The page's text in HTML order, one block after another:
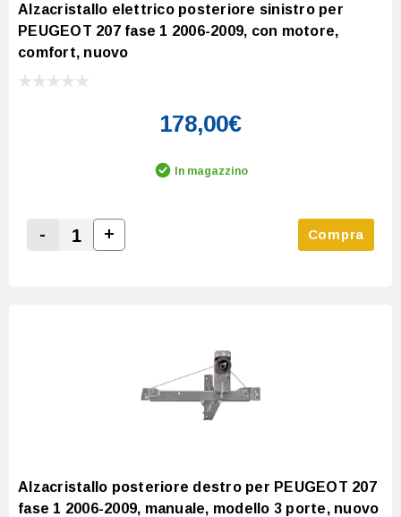
Alzacristallo elettrico posteriore sinistro per
PEUGEOT 207 fase 1 2006-2009, con motore,
comfort, nuovo
178,00€
In magazzino
Decrease Quantity:
-
Increase Quantity:
+ Compra
Alzacristallo posteriore destro per PEUGEOT 207
fase 1 2006-2009, manuale, modello 3 porte, nuovo